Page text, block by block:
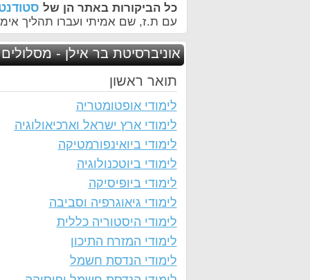
כל הביקורות באתר הן של
עם ת.ז, שם אמיתי ועברו תהליך
אוניברסיטת בר אילן -
תואר ראשון
לימודי אופטומטריה
לימודי ארץ ישראל וארכיאולוגיה
לימודי ביואינפורמטיקה
לימודי ביוטכנולוגיה
לימודי ביופיסיקה
לימודי גיאוגרפיה וסביבה
לימודי היסטוריה כללית
לימודי המזרח התיכון
לימודי הנדסת חשמל